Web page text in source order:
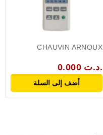
CHAUVIN ARNOUX
0.000 د.ت.
أضف إلى السلة